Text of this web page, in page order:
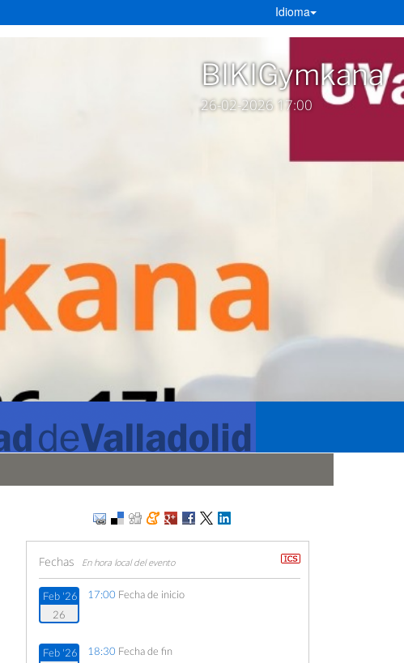
Idioma
BIKIGymkana
26-02-2026 17:00
Fechas En hora local del evento
Feb '26
26
17:00 Fecha de inicio
Feb '26
18:30 Fecha de fin